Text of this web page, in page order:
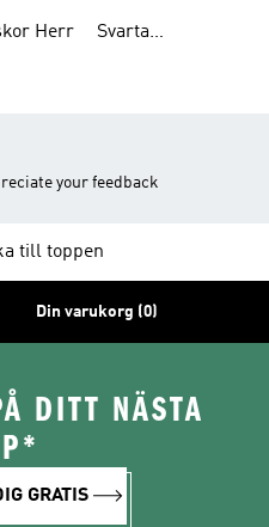
Herr
Svarta
your feedback
till toppen
Din varukorg (0)
DITT NÄSTA
GRATIS